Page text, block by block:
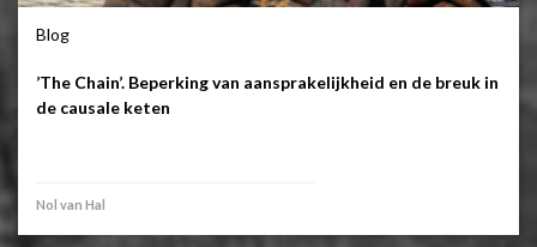
Blog
’The Chain’. Beperking van aansprakelijkheid en de breuk in
de causale keten
Nol van Hal